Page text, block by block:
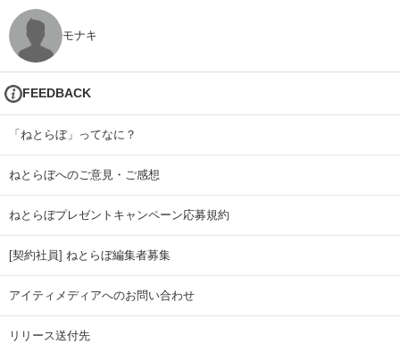
モナキ
FEEDBACK
「ねとらぼ」ってなに？
ねとらぼへのご意見・ご感想
ねとらぼプレゼントキャンペーン応募規約
[契約社員] ねとらぼ編集者募集
アイティメディアへのお問い合わせ
リリース送付先